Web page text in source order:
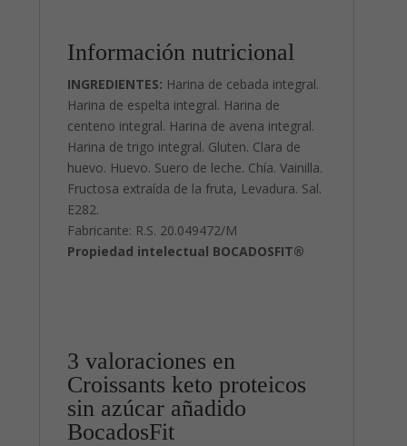
Información nutricional
INGREDIENTES: Harina de cebada integral.
Harina de espelta integral. Harina de
centeno integral. Harina de avena integral.
Harina de trigo integral. Gluten. Clara de
huevo. Huevo. Suero de leche. Chía. Vainilla.
Fructosa extraída de la fruta, Levadura. Sal.
E282.
Fabricante: R.S. 20.049472/M
Propiedad intelectual BOCADOSFIT®
3 valoraciones en
Croissants keto proteicos
sin azúcar añadido
BocadosFit